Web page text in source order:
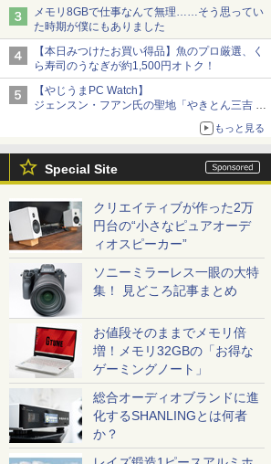
メモリ8GBで仕事なんて無理……そう思ってい
た時期が僕にもありました
【本日みつけたお買い得品】魚のプロ厳選、く
ら寿司のうなぎが約1,500円オトク！
【やじうまPC Watch】
ジェンスン・フアン氏の聖地「やきとん三吉 神
田北口店」で「ご来店記念コース」を娘と堪能
～コース名を変更したのはNVIDIAに怒られたか
もっと見る
Special Site
クリエイティブが作った2万
円台の“小さなピュアオーデ
ィオスピーカー”
ソニーミラーレス一眼の大特
集！ 見どころ記事まとめ
お値段そのままでメモリ倍
増！メモリ32GBの「お得な
ゲーミングノート」
総合オーディオブランドに進
化するSHANLINGとは何者
か？